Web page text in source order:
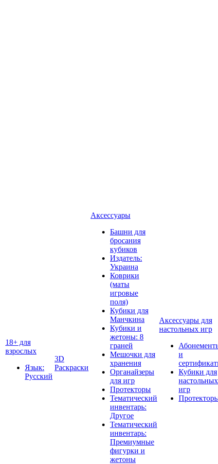
18+ для
взрослых
Язык:
Русский
3D
Раскраски
Аксессуары
Башни для
бросания
кубиков
Издатель:
Украина
Коврики
(маты
игровые
поля)
Кубики для
Манчкина
Кубики и
жетоны: 8
граней
Мешочки для
хранения
Органайзеры
для игр
Протекторы
Тематический
инвентарь:
Другое
Тематический
инвентарь:
Премиумные
фигурки и
жетоны
Аксессуары для
настольных игр
и
Кубики для
настольных
игр